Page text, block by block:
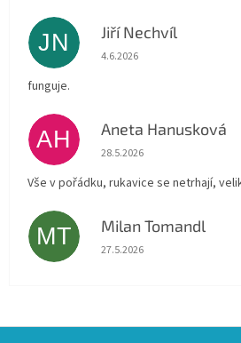
JN Jiří Nechvíl
Hodnocení obchodu je 5 z
4.6.2026
funguje.
AH Aneta Hanusková
Hodnocení obchodu je 5 z
28.5.2026
Vše v pořádku, rukavice se netrhají,
MT Milan Tomandl
Hodnocení obchodu je 5 z
27.5.2026